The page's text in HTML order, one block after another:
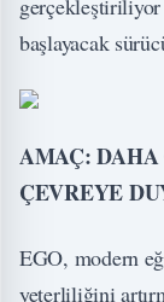
başlayacak
AMAÇ:
ÇEVREYE
EGO, modern
yeterliliğini